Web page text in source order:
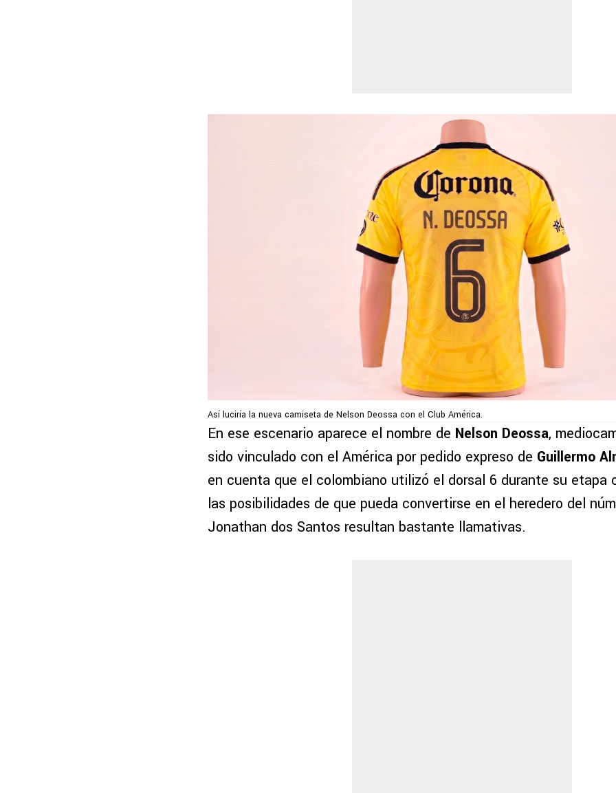
Así luciría la nueva camiseta de Nelson Deossa con el Club América.
En ese escenario aparece el nombre de Nelson Deossa,
sido vinculado con el América por pedido expreso de Guillermo
en cuenta que el colombiano utilizó el dorsal 6 durante su etapa
las posibilidades de que pueda convertirse en el heredero del
Jonathan dos Santos resultan bastante llamativas.